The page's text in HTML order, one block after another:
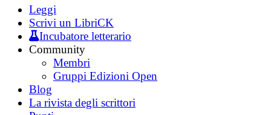
Leggi
Scrivi un LibriCK
Incubatore letterario
Community
Membri
Gruppi Edizioni Open
Blog
La rivista degli scrittori